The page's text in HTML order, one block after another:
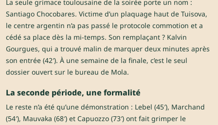
La seule grimace toulousaine de la soirée porte un nom :
Santiago Chocobares. Victime d’un plaquage haut de Tuisova,
le centre argentin n’a pas passé le protocole commotion et a
cédé sa place dès la mi-temps. Son remplaçant ? Kalvin
Gourgues, qui a trouvé malin de marquer deux minutes après
son entrée (42′). À une semaine de la finale, c’est le seul
dossier ouvert sur le bureau de Mola.
La seconde période, une formalité
Le reste n’a été qu’une démonstration : Lebel (45′), Marchand
(54′), Mauvaka (68′) et Capuozzo (73′) ont fait grimper le